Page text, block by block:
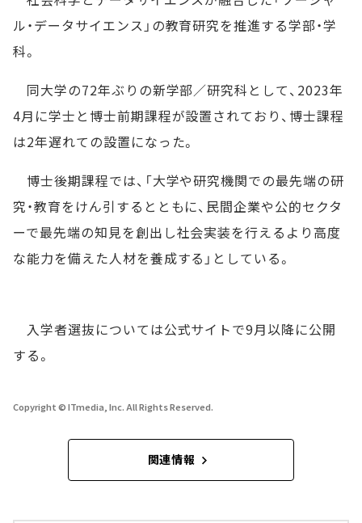
ル・データサイエンス」の教育研究を推進する学部・学
科。
同大学の72年ぶりの新学部／研究科として、2023年
4月に学士と博士前期課程が設置されており、博士課程
は2年遅れての設置になった。
博士後期課程では、「大学や研究機関での最先端の研
究・教育をけん引するとともに、民間企業や公的セクタ
ーで最先端の知見を創出し社会実装を行えるより高度
な能力を備えた人材を養成する」としている。
入学者選抜については公式サイトで9月以降に公開
する。
Copyright © ITmedia, Inc. All Rights Reserved.
関連情報